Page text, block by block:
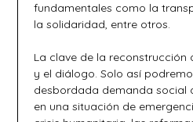
fundamentales como la
la solidaridad, entre otros.
La clave de la reconstrucción
y el diálogo. Solo así
desbordada demanda social
en una situación de